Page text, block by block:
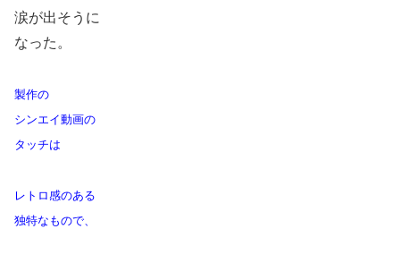
涙が出そうに
なった。
製作の
シンエイ動画の
タッチは
レトロ感のある
独特なもので、